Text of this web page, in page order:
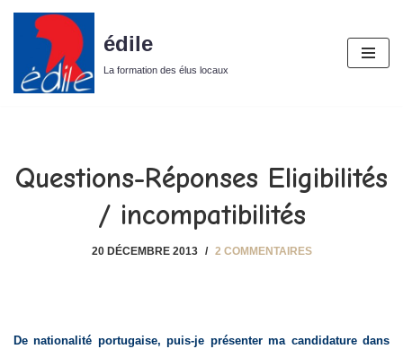
contenu
édile
La formation des élus locaux
Questions-Réponses Eligibilités
/ incompatibilités
20 DÉCEMBRE 2013 2 COMMENTAIRES
De nationalité portugaise, puis-je présenter ma candidature dans